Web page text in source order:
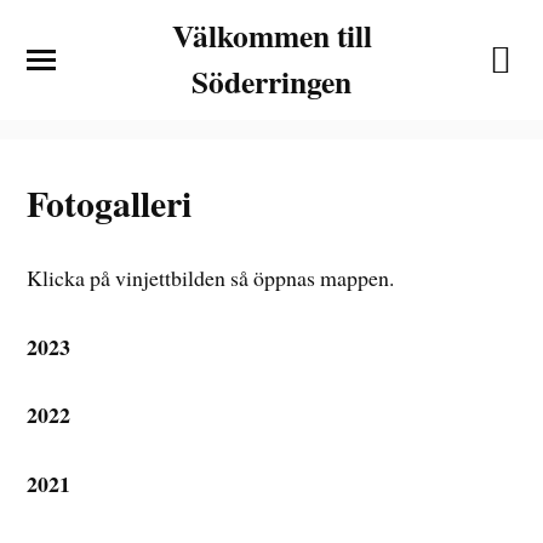
Välkommen till
Söderringen
Fotogalleri
Klicka på vinjettbilden så öppnas mappen.
2023
2022
2021